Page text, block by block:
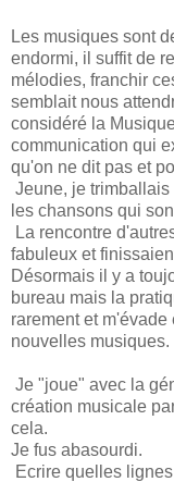
Les musiques sont
endormi, il suffit de
mélodies, franchir
semblait nous
considéré la
communication qui
qu'on ne dit pas et
Jeune, je
les chansons qui
La rencontre
fabuleux et
Désormais il y a
bureau mais la
rarement et
nouvelles musiques.
Je "joue" avec la
création musicale
cela.
Je fus abasourdi.
Ecrire quelles